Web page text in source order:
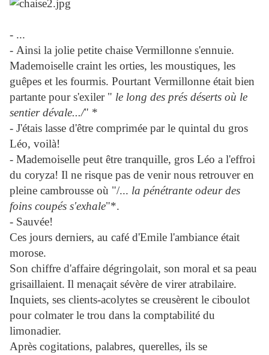
- ...
- Ainsi la jolie petite chaiseVermillonne s'ennuie.
Mademoiselle craint les orties, les moustiques, les
guêpes et les fourmis. Pourtant Vermillonne était bien
partante pour s'exiler " le long des prés déserts où le
sentier dévale.../" *
- J'étais lasse d'être comprimée par le quintal du gros
Léo, voilà!
- Mademoiselle peut être tranquille, gros Léo a l'effroi
du coryza! Il ne risque pas de venir nous retrouver en
pleine cambrousse où "/... la pénétrante odeur des
foins coupés s'exhale"*.
- Sauvée!
Ces jours derniers, au café d'Emile l'ambiance était
morose.
Son chiffre d'affaire dégringolait, son moral et sa peau
grisaillaient. Il menaçait sévère de virer atrabilaire.
Inquiets, ses clients-acolytes se creusèrent le ciboulot
pour colmater le trou dans la comptabilité du
limonadier.
Après cogitations, palabres, querelles, ils se